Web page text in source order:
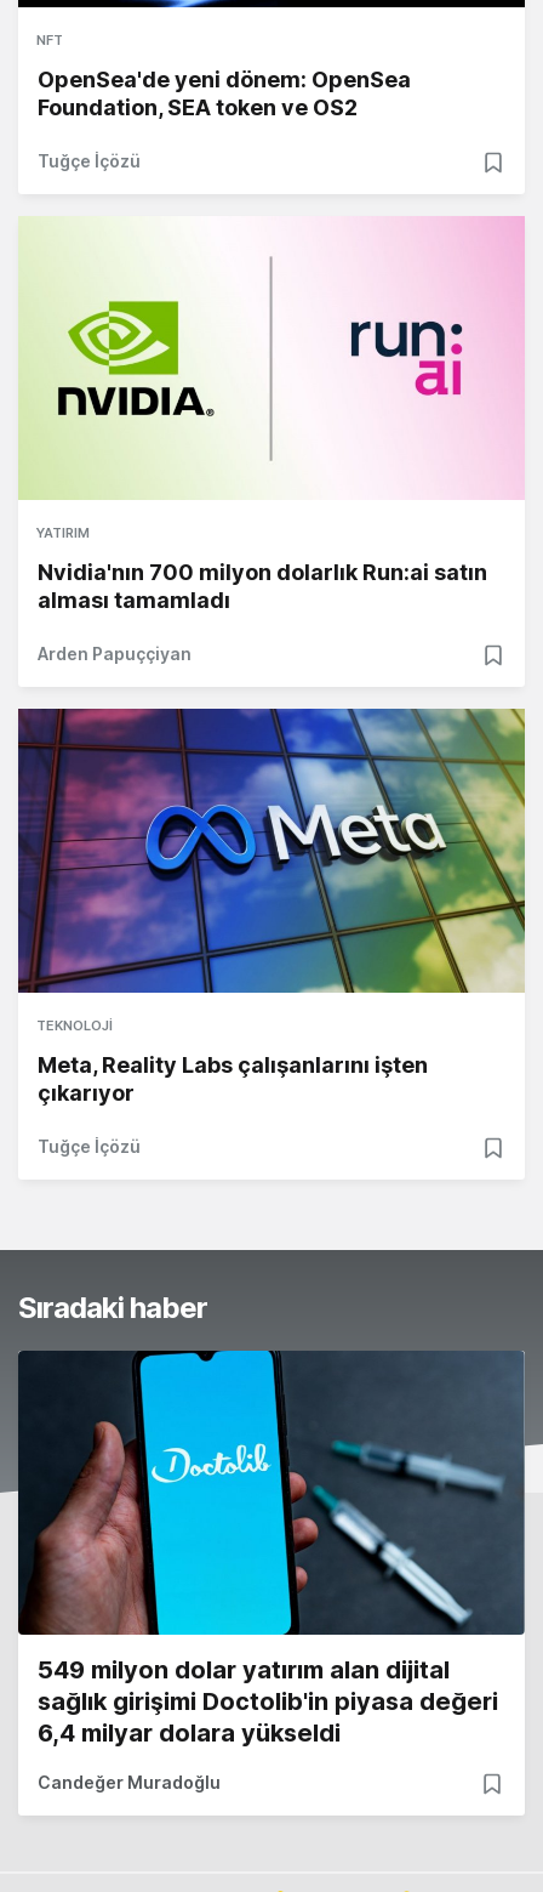
NFT
OpenSea'de yeni dönem: OpenSea
Foundation, SEA token ve OS2
Tuğçe İçözü
YATIRIM
Nvidia'nın 700 milyon dolarlık Run:ai satın
alması tamamladı
Arden Papuççiyan
TEKNOLOJI
Meta, Reality Labs çalışanlarını işten
çıkarıyor
Tuğçe İçözü
Sıradaki haber
549 milyon dolar yatırım alan dijital
sağlık girişimi Doctolib'in piyasa değeri
6,4 milyar dolara yükseldi
Candeğer Muradoğlu